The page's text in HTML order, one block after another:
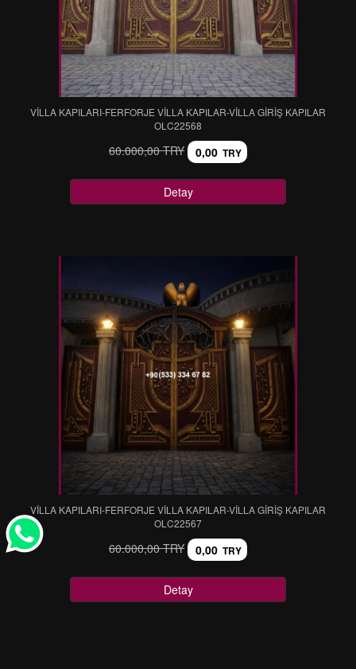
VİLLA KAPILARI-FERFORJE VİLLA KAPILAR-VİLLA GİRİŞ KAPILAR
OLC22568
60.000,00 TRY 0,00 TRY
Detay
VİLLA KAPILARI-FERFORJE VİLLA KAPILAR-VİLLA GİRİŞ KAPILAR
OLC22567
60.000,00 TRY 0,00 TRY
Detay